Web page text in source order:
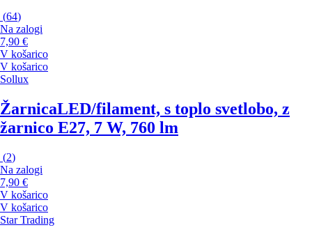
(64)
Na zalogi
7,90 €
V košarico
V košarico
Sollux
ŽarnicaLED/filament, s toplo svetlobo, z
žarnico E27, 7 W, 760 lm
(2)
Na zalogi
7,90 €
V košarico
V košarico
Star Trading